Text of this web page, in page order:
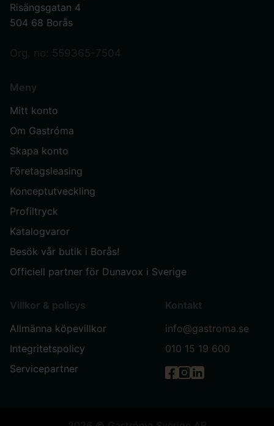
Risängsgatan 4
504 68 Borås
Org. no: 559365-7504
Meny
Mitt konto
Om Gastróma
Skapa konto
Företagsleasing
Konceptutveckling
Profiltryck
Katalogvaror
Besök vår butik i Borås!
Officiell partner för Dunavox i Sverige
Villkor & policys
Allmänna köpevillkor
Integritetspolicy
Servicepartner
Kontakt
info@gastroma.se
010 15 19 600
Gastróma på Facebook
Gastróma på
Gastróma på